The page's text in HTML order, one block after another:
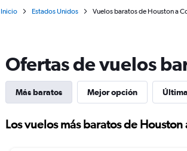
Inicio Estados Unidos Vuelos baratos de Houston a
Ofertas de vuelos
Más baratos Mejor opción
Los vuelos más baratos de Houston